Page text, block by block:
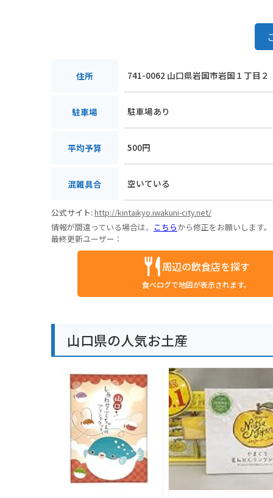
住所 741-0062 山口県岩国市岩国１丁目２
駐車場 駐車場あり
平均予算 500円
混雑具合 空いている
公式サイト:http://kintaikyo.iwakuni-city.net/
情報が間違っている場合は、 こちらから修正をお願いします。
最終更新ユーザー：
周辺の飲食店を探す
食べログで地図が表示されます。
山口県の人気お土産